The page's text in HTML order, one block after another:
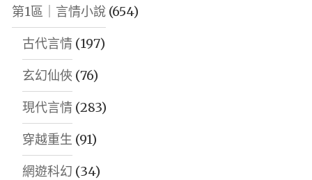
第1區｜言情小說(654)
古代言情(197)
玄幻仙俠 (76)
現代言情(283)
穿越重生 (91)
網遊科幻 (34)